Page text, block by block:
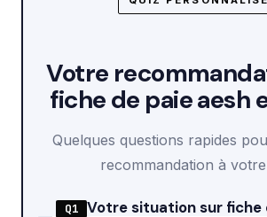
Votre
fiche de paie aesh
Quelques questions rapides
recommandation à
Q1 Votre situation sur fiche